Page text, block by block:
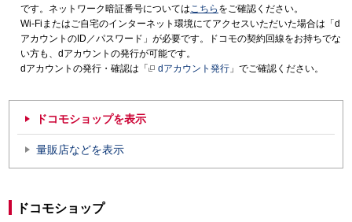
です。ネットワーク暗証番号についてはこちら をご確認ください。
Wi-Fiまたはご自宅のインターネット環境にてアクセスいただいた場合は「d
アカウントのID／パスワード」が必要です。ドコモの契約回線をお持ちでな
い方も、dアカウントの発行が可能です。
dアカウントの発行・確認は「
dアカウント発行 」でご確認ください。
ドコモショップを表示
量販店などを表示
ドコモショップ